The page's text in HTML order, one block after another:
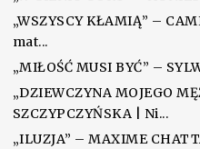
„WSZYSCY KŁAMIĄ” –
mat...
„MIŁOŚĆ MUSI BYĆ” –
„DZIEWCZYNA MOJEGO
SZCZYPCZYŃSKA | Ni...
„ILUZJA” – MAXIME